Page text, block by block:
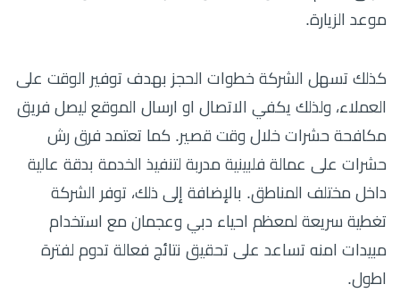
موعد الزيارة.
كذلك تسهل الشركة خطوات الحجز بهدف توفير الوقت على
العملاء، ولذلك يكفي الاتصال او ارسال الموقع ليصل فريق
مكافحة حشرات خلال وقت قصير. كما تعتمد فرق رش
حشرات على عمالة فلبينية مدربة لتنفيذ الخدمة بدقة عالية
داخل مختلف المناطق. بالإضافة إلى ذلك، توفر الشركة
تغطية سريعة لمعظم احياء دبي وعجمان مع استخدام
مبيدات امنه تساعد على تحقيق نتائج فعالة تدوم لفترة
اطول.